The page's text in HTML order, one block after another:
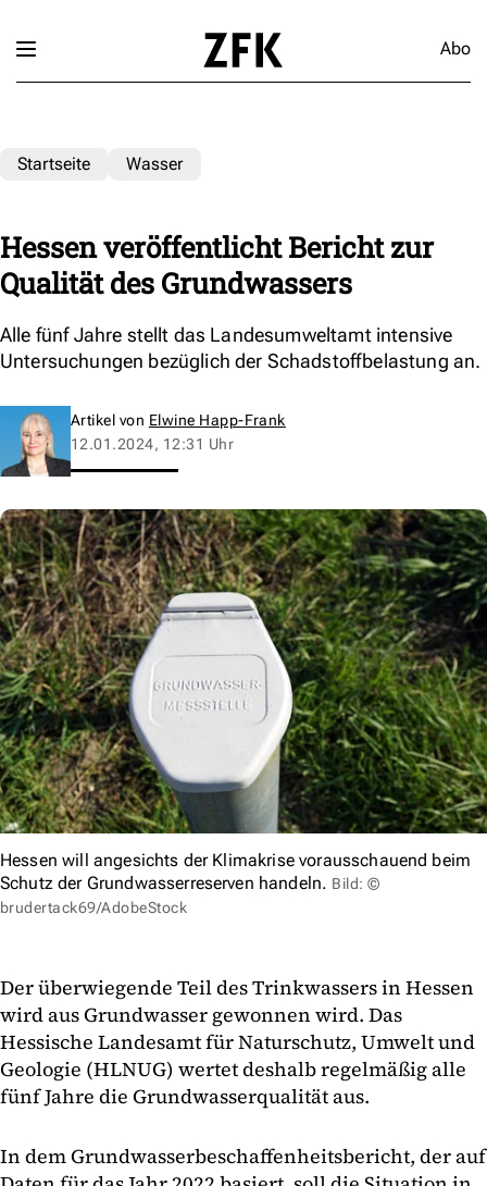
Abo
Startseite Wasser
Hessen veröffentlicht Bericht zur
Qualität des Grundwassers
Alle fünf Jahre stellt das Landesumweltamt intensive
Untersuchungen bezüglich der Schadstoffbelastung an.
Artikel von Elwine Happ-Frank
12.01.2024, 12:31 Uhr
Hessen will angesichts der Klimakrise vorausschauend beim
Schutz der Grundwasserreserven handeln. Bild: ©
brudertack69/AdobeStock
Der überwiegende Teil des Trinkwassers in Hessen
wird aus Grundwasser gewonnen wird. Das
Hessische Landesamt für Naturschutz, Umwelt und
Geologie (HLNUG) wertet deshalb regelmäßig alle
fünf Jahre die Grundwasserqualität aus.
In dem Grundwasserbeschaffenheitsbericht, der auf